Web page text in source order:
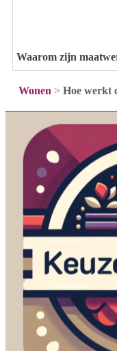
Waarom zijn
Wonen > Hoe werkt